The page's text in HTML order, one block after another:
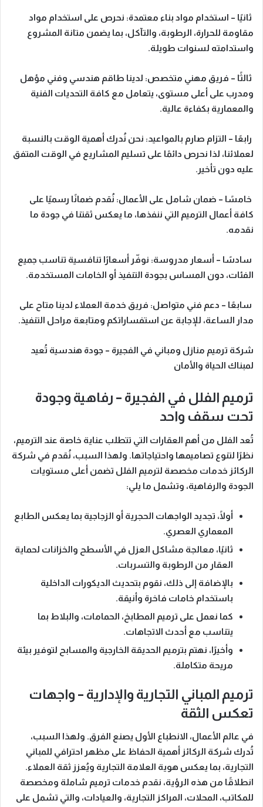
ثانيًا – استخدام مواد بناء معتمدة: نحرص على استخدام مواد
مقاومة للحرارة، الرطوبة، والتآكل، بما يضمن متانة المشروع
واستدامته لسنوات طويلة.
ثالثًا – فريق مهني متخصص: لدينا طاقم هندسي وفني مؤهل
ومدرب على أعلى مستوى، يتعامل مع كافة التحديات الفنية
والمعمارية بكفاءة عالية.
رابعًا – التزام صارم بالمواعيد: نحن نُدرك أهمية الوقت بالنسبة
لعملائنا، لذا نحرص دائمًا على تسليم المشاريع في الوقت المتفق
عليه دون تأخير.
خامسًا – ضمان شامل على الأعمال: نُقدم ضمانًا رسميًا على
كافة أعمال الترميم التي ننفذها، ما يعكس ثقتنا في جودة ما
نقدمه.
سادسًا – أسعار مدروسة: نوفّر أسعارًا تنافسية تناسب جميع
الفئات، دون المساس بجودة التنفيذ أو الخامات المستخدمة.
سابعًا – دعم فني متواصل: فريق خدمة العملاء لدينا متاح على
مدار الساعة، للإجابة عن استفساراتكم ومتابعة مراحل التنفيذ.
شركة ترميم منازل ومباني في الفجيرة – جودة هندسية تُعيد
لمبناك الحياة والأمان
ترميم الفلل في الفجيرة – رفاهية وجودة
تحت سقف واحد
تُعد الفلل من أهم العقارات التي تتطلب عناية خاصة عند الترميم،
نظرًا لتنوع تصاميمها واحتياجاتها. ولهذا السبب، نُقدم في شركة
الركائز خدمات مخصصة لترميم الفلل تضمن أعلى مستويات
الجودة والرفاهية، وتشمل ما يلي:
أولًا، تجديد الواجهات الحجرية أو الزجاجية بما يعكس الطابع
المعماري العصري.
ثانيًا، معالجة مشاكل العزل في الأسطح والخزانات لحماية
العقار من الرطوبة والتسربات.
بالإضافة إلى ذلك، نقوم بتحديث الديكورات الداخلية
باستخدام خامات فاخرة وأنيقة.
كما نعمل على ترميم المطابخ، الحمامات، والبلاط بما
يتناسب مع أحدث الاتجاهات.
وأخيرًا، نهتم بترميم الحديقة الخارجية والمسابح لتوفير بيئة
مريحة متكاملة.
ترميم المباني التجارية والإدارية – واجهات
تعكس الثقة
في عالم الأعمال، الانطباع الأول يصنع الفرق. ولهذا السبب،
تُدرك شركة الركائز أهمية الحفاظ على مظهر احترافي للمباني
التجارية، بما يعكس هوية العلامة التجارية ويُعزز ثقة العملاء.
انطلاقًا من هذه الرؤية، نقدم خدمات ترميم شاملة ومخصصة
للمكاتب، المحلات، المراكز التجارية، والعيادات، والتي تشمل على